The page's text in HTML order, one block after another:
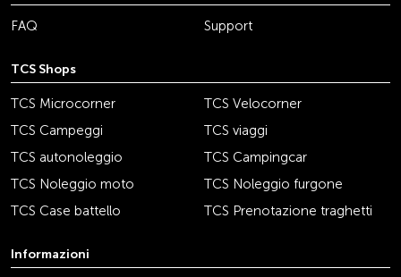
FAQ Support
TCS Shops
TCS Microcorner
TCS Velocorner
TCS Campeggi
TCS viaggi
TCS autonoleggio
TCS Campingcar
TCS Noleggio moto
TCS Noleggio furgone
TCS Case battello
TCS Prenotazione traghetti
Informazioni